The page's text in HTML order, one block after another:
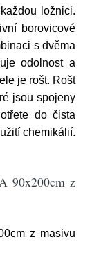
ložnici.
borovicové
s dvěma
odolnost a
je rošt. Rošt
jsou spojeny
do čista
chemikálií.
90x200cm z
z masivu